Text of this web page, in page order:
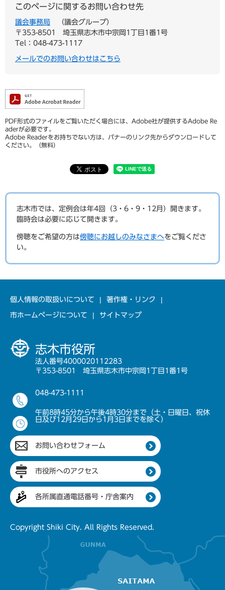
このページに関するお問い合わせ先
議会事務局
議会グループ
〒353-8501
埼玉県志木市中宗岡1丁目1番1号
Tel：048-473-1117
メールでのお問い合わせはこちら
PDF形式のファイルをご覧いただく場合には、Adobe社が提供するAdobe Re
aderが必要です。
Adobe Readerをお持ちでない方は、バナーのリンク先からダウンロードして
ください。（無料）
志木市では、定例会は年4回（3・6・9・12月）開きます。
臨時会は必要に応じて開きます。
傍聴をご希望の方は傍聴にお越しのみなさまへをご覧くださ
い。
個人情報の取扱いについて 著作権・リンク
市ホームページについて サイトマップ
志木市役所
法人番号4000020112283
〒353-8501 埼玉県志木市中宗岡1丁目1番1号
048-473-1111
午前8時45分から午後4時30分まで（土・日曜日、祝休
日及び12月29日から1月3日までを除く）
お問い合わせフォーム
市役所へのアクセス
各所属直通電話番号・庁舎案内
Copyright Shiki City. All Rights Reserved.